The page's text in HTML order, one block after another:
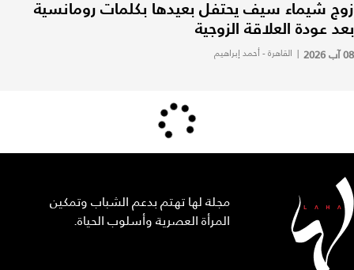
زوج شيماء سيف يحتفل بعيدها بكلمات رومانسية
بعد عودة العلاقة الزوجية
08 آب 2026 | القاهرة - أحمد إبراهيم
مجلة لها تهتم بدعم الشباب وتمكين
المرأة العصرية وأسلوب الحياة.